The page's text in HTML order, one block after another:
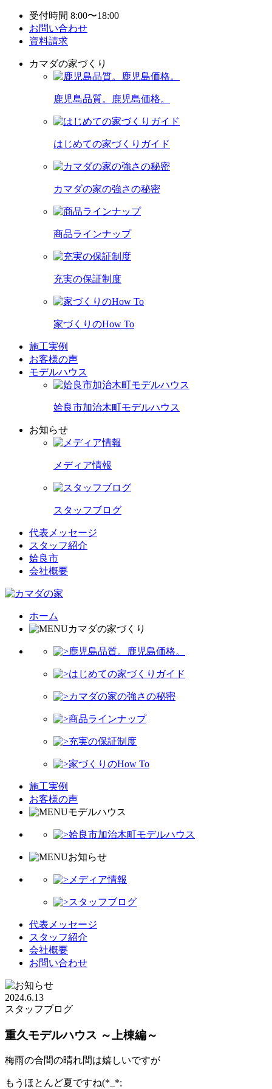
受付時間 8:00〜18:00
お問い合わせ
資料請求
カマダの家づくり
鹿児島品質。鹿児島価格。
はじめての家づくりガイド
カマダの家の強さの秘密
商品ラインナップ
充実の保証制度
家づくりのHow To
施工実例
お客様の声
モデルハウス
姶良市加治木町モデルハウス
お知らせ
メディア情報
スタッフブログ
代表メッセージ
スタッフ紹介
姶良市
会社概要
ホーム
カマダの家づくり
鹿児島品質。鹿児島価格。
はじめての家づくりガイド
カマダの家の強さの秘密
商品ラインナップ
充実の保証制度
家づくりのHow To
施工実例
お客様の声
モデルハウス
姶良市加治木町モデルハウス
お知らせ
メディア情報
スタッフブログ
代表メッセージ
スタッフ紹介
会社概要
お問い合わせ
2024.6.13
スタッフブログ
重久モデルハウス ～上棟編～
梅雨の合間の晴れ間は嬉しいですが
もうほとんど夏ですね(*_*;